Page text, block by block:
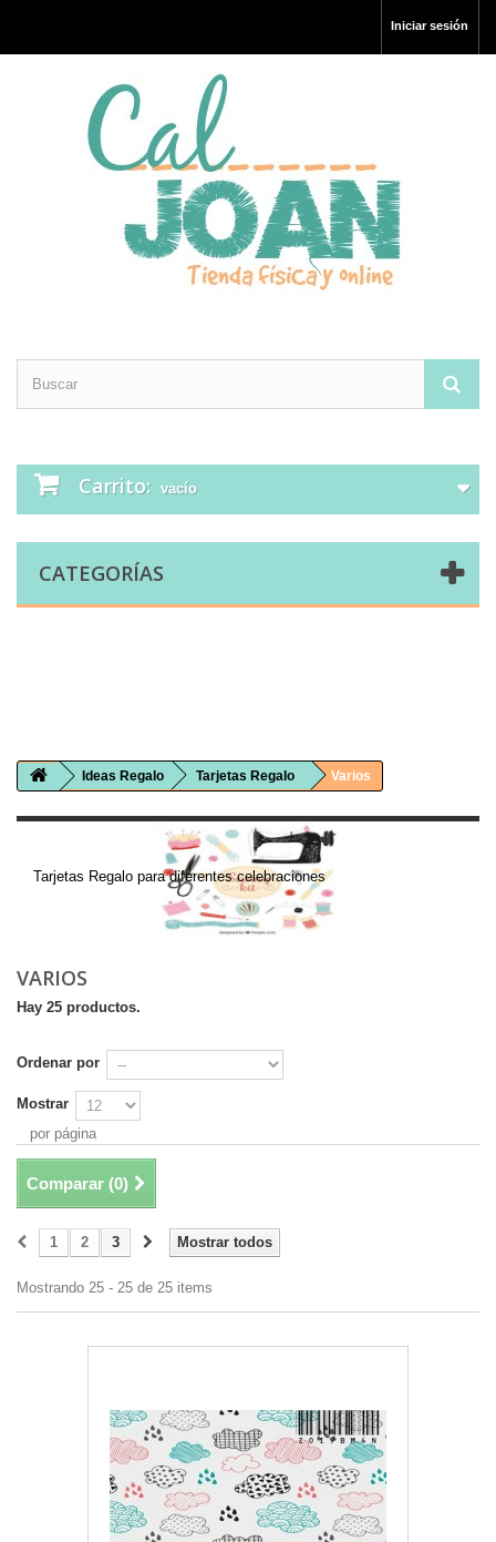
Iniciar sesión
Carrito: vacío
CATEGORÍAS
Ideas Regalo Tarjetas Regalo Varios
Tarjetas Regalo para diferentes celebraciones
VARIOS
Hay 25 productos.
Ordenar por
Mostrar
por página
Comparar (0)
Mostrar todos
1 2 3
Mostrando 25 - 25 de 25 items